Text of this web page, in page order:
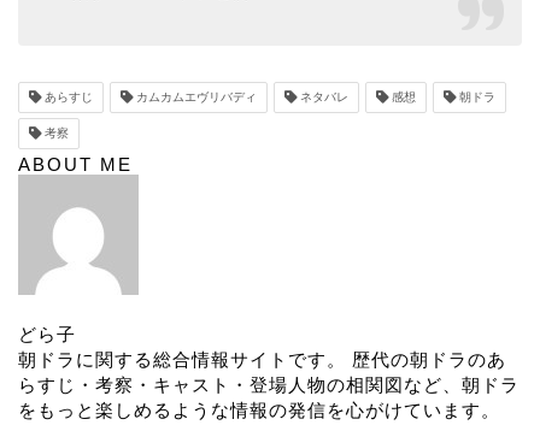
あらすじ カムカムエヴリバディ ネタバレ 感想 朝ドラ
考察
ABOUT ME
どら子
朝ドラに関する総合情報サイトです。 歴代の朝ドラのあ
らすじ・考察・キャスト・登場人物の相関図など、朝ドラ
をもっと楽しめるような情報の発信を心がけています。